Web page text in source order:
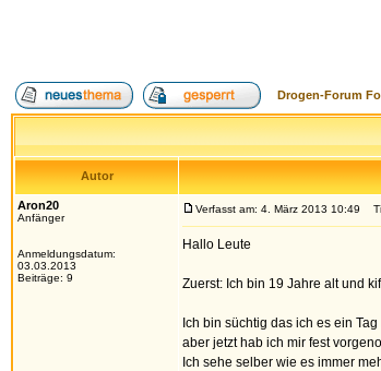
Drogen-Forum
Autor
Aron20
Anfänger
Anmeldungsdatum:
03.03.2013
Beiträge: 9
Verfasst am: 4. März 2013 10:49
Hallo Leute
Zuerst: Ich bin 19 Jahre alt und
Ich bin süchtig das ich es ein
aber jetzt hab ich mir fest
Ich sehe selber wie es immer